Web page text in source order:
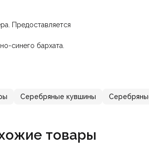
Предоставляется
синего бархата.
Серебряные кувшины
товары